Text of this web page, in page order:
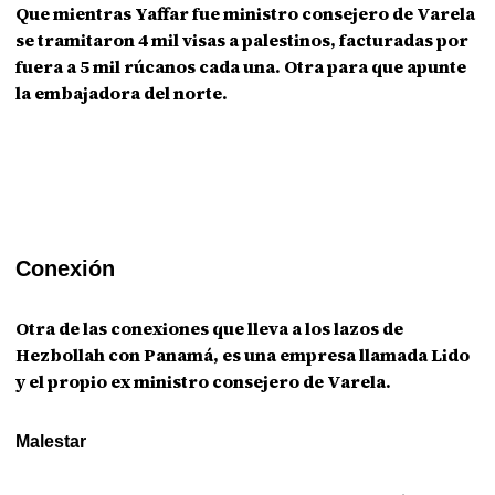
Que mientras Yaffar fue ministro consejero de Varela
se tramitaron 4 mil visas a palestinos, facturadas por
fuera a 5 mil rúcanos cada una. Otra para que apunte
la embajadora del norte.
Conexión
Otra de las conexiones que lleva a los lazos de
Hezbollah con Panamá, es una empresa llamada Lido
y el propio ex ministro consejero de Varela.
Malestar